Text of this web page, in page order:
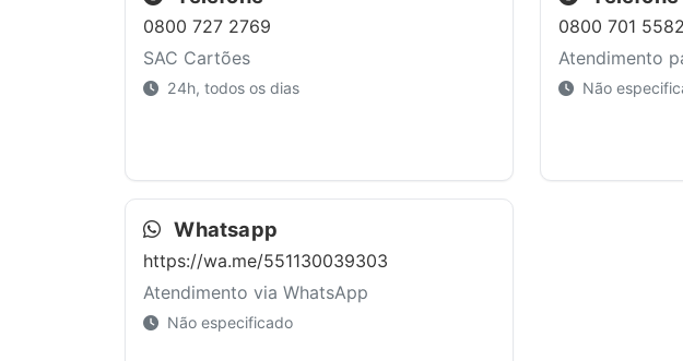
0800 727 2769
SAC Cartões
24h, todos os dias
0800 701 5582
Atendimento
Não
Whatsapp
https://wa.me/551130039303
Atendimento via WhatsApp
Não especificado